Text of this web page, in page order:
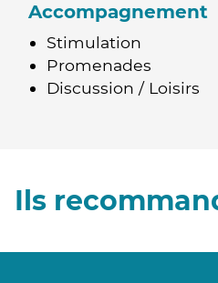
Accompagnement
Stimulation
Promenades
Discussion / Loisirs
Ils